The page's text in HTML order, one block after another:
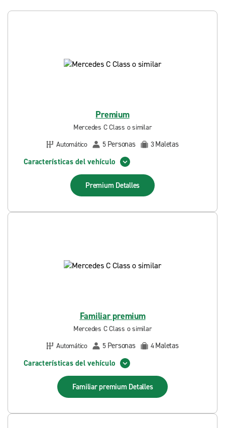
Premium
Mercedes C Class o similar
Automático
5 Personas 3Maletas
Características del vehículo
Premium Detalles
Familiar premium
Mercedes C Class o similar
Automático
5 Personas 4Maletas
Características del vehículo
Familiar premium Detalles